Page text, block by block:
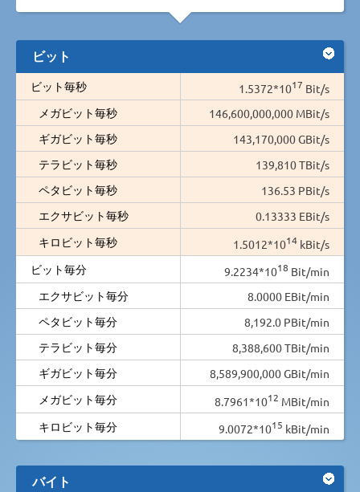
ビット
ビット毎秒 1.5372*1017 Bit/s
メガビット毎秒
146,600,000,000 MBit/s
ギガビット毎秒
143,170,000 GBit/s
テラビット毎秒
139,810 TBit/s
ペタビット毎秒
136.53 PBit/s
エクサビット毎秒
0.13333 EBit/s
キロビット毎秒
1.5012*1014 kBit/s
ビット毎分
9.2234*1018 Bit/min
エクサビット毎分
8.0000 EBit/min
ペタビット毎分
8,192.0 PBit/min
テラビット毎分
8,388,600 TBit/min
ギガビット毎分
8,589,900,000 GBit/min
メガビット毎分
8.7961*1012 MBit/min
キロビット毎分
9.0072*1015 kBit/min
バイト